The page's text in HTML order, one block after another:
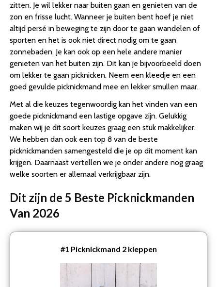
zitten. Je wil lekker naar buiten gaan en genieten van de
zon en frisse lucht. Wanneer je buiten bent hoef je niet
altijd persé in beweging te zijn door te gaan wandelen of
sporten en het is ook niet direct nodig om te gaan
zonnebaden. Je kan ook op een hele andere manier
genieten van het buiten zijn. Dit kan je bijvoorbeeld doen
om lekker te gaan picknicken. Neem een kleedje en een
goed gevulde picknickmand mee en lekker smullen maar.
Met al die keuzes tegenwoordig kan het vinden van een
goede picknickmand een lastige opgave zijn. Gelukkig
maken wij je dit soort keuzes graag een stuk makkelijker.
We hebben dan ook een top 8 van de beste
picknickmanden samengesteld die je op dit moment kan
krijgen. Daarnaast vertellen we je onder andere nog graag
welke soorten er allemaal verkrijgbaar zijn.
Dit zijn de 5 Beste Picknickmanden
Van 2026
#1 Picknickmand 2 kleppen